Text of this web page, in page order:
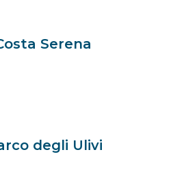
Serena
degli Ulivi